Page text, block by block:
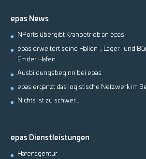
epas News
NPorts übergibt Kranbetrieb an epas
epas erweitert seine Hallen-, Lager- und
Emder Hafen
Ausbildungsbeginn bei epas
epas ergänzt das logistische Netzwerk im
Nichts ist zu schwer…
epas Dienstleistungen
Hafenagentur